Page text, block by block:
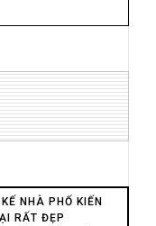
NHÀ PHỐ KIẾN
RẤT ĐẸP